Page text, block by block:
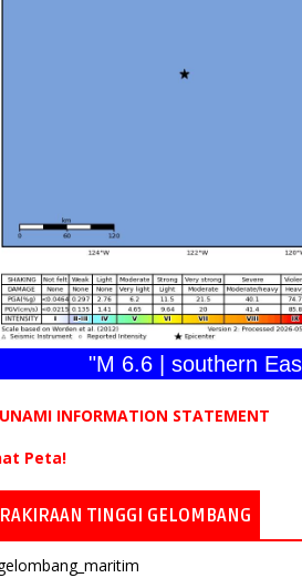
"M 6.6 | southern East
INFORMATION STATEMENT
Peta!
TINGGI GELOMBANG